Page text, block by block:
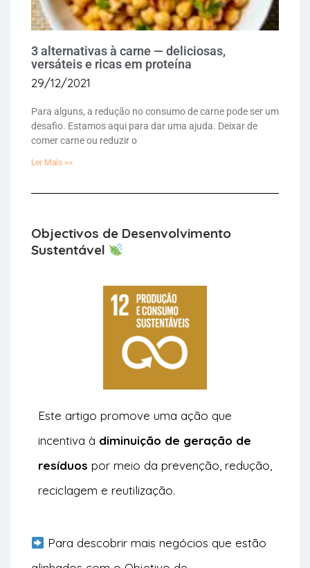
3 alternativas à carne — deliciosas,
versáteis e ricas em proteína
29/12/2021
Para alguns, a redução no consumo de carne pode ser um
desafio. Estamos aqui para dar uma ajuda. Deixar de
comer carne ou reduzir o
Ler Mais >>
Objectivos de Desenvolvimento
Sustentável
Este artigo promove uma ação que
incentiva à diminuição de geração de
resíduos por meio da prevenção, redução,
reciclagem e reutilização.
Para descobrir mais negócios que estão